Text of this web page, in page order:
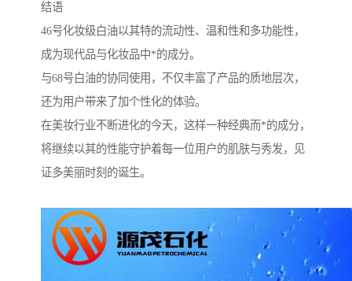
结语
46号化妆级白油以其特的流动性、温和性和多功能性，
成为现代品与化妆品中*的成分。
与68号白油的协同使用，不仅丰富了产品的质地层次，
还为用户带来了加个性化的体验。
在美妆行业不断进化的今天，这样一种经典而*的成分，
将继续以其的性能守护着每一位用户的肌肤与秀发，见
证多美丽时刻的诞生。